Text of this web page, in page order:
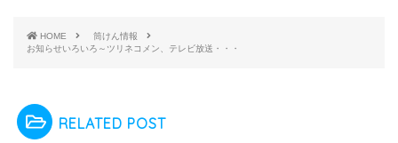
HOME
筒けん情報
お知らせいろいろ～ツリネコメン、テレビ放送・・・
RELATED POST